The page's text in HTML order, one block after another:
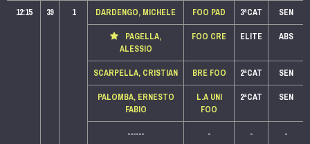
12:15
39 1 DARDENGO, MICHELE FOO PAD 3ªCAT
SEN
PAGELLA,
ALESSIO
FOO CRE ELITE ABS
SCARPELLA, CRISTIAN BRE FOO 2ªCAT
SEN
PALOMBA, ERNESTO
FABIO
L.A UNI
FOO
2ªCAT SEN
------ - -
-